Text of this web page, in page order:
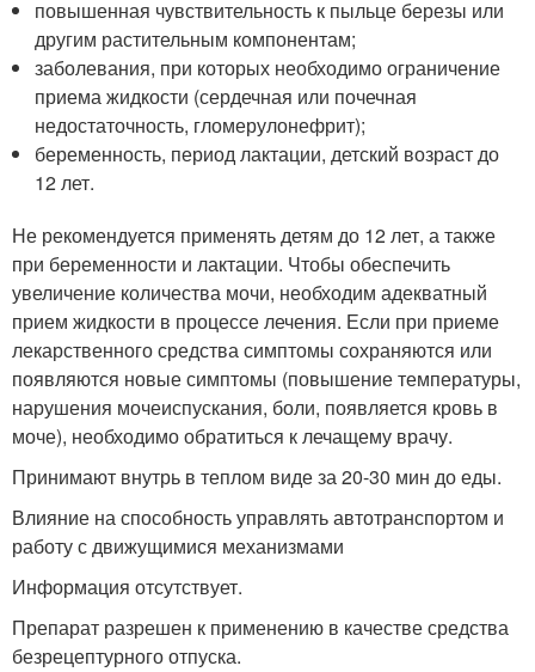
повышенная чувствительность к пыльце березы или
другим растительным компонентам;
заболевания, при которых необходимо ограничение
приема жидкости (сердечная или почечная
недостаточность, гломерулонефрит);
беременность, период лактации, детский возраст до
12 лет.
Не рекомендуется применять детям до 12 лет, а также
при беременности и лактации. Чтобы обеспечить
увеличение количества мочи, необходим адекватный
прием жидкости в процессе лечения. Если при приеме
лекарственного средства симптомы сохраняются или
появляются новые симптомы (повышение температуры,
нарушения мочеиспускания, боли, появляется кровь в
моче), необходимо обратиться к лечащему врачу.
Принимают внутрь в теплом виде за 20-30 мин до еды.
Влияние на способность управлять автотранспортом и
работу с движущимися механизмами
Информация отсутствует.
Препарат разрешен к применению в качестве средства
безрецептурного отпуска.